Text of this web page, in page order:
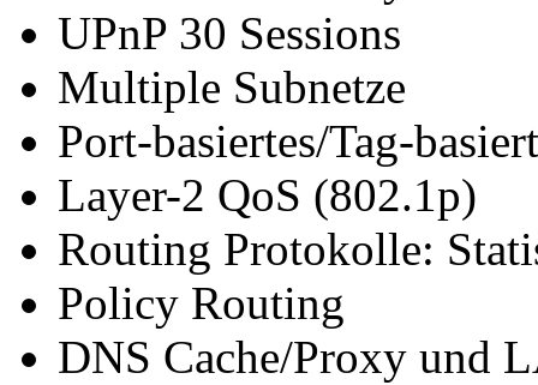
UPnP 30 Sessions
Multiple Subnetze
Port-basiertes/Tag-
Layer-2 QoS (802.1p)
Routing Protokolle:
Policy Routing
DNS Cache/Proxy und